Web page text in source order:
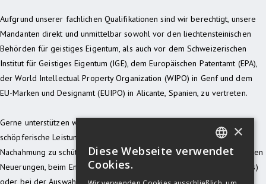
Aufgrund unserer fachlichen Qualifikationen sind wir berechtigt, unsere
Mandanten direkt und unmittelbar sowohl vor den liechtensteinischen
Behörden für geistiges Eigentum, als auch vor dem Schweizerischen
Institut für Geistiges Eigentum (IGE), dem Europäischen Patentamt (EPA),
der World Intellectual Property Organization (WIPO) in Genf und dem
EU-Marken und Designamt (EUIPO) in Alicante, Spanien, zu vertreten.
Gerne unterstützen wir Sie bei Ihrem Vorhaben, Ihre Kreativität und
schöpferische Leistung durch geeignete Schutzrechte vor unbefugter
Nachahmung zu schützen, sei es nun bei der Entwicklung von technischen
Neuerungen, beim Entwurf neuer ästethischer Formgebungen (Designs)
oder bei der Auswahl kennzeichnungskräftiger Fabriks- oder
GERMAN
×
Diese Webseite verwendet
Cookies.